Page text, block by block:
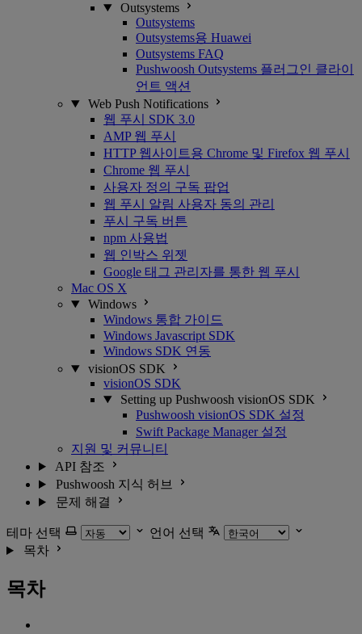
Outsystems
Outsystems
Outsystems용 Huawei
Outsystems FAQ
Pushwoosh Outsystems 플러그인 클라이
언트 액션
Web Push Notifications
웹 푸시 SDK 3.0
AMP 웹 푸시
HTTP 웹사이트용 Chrome 및 Firefox 웹 푸시
Chrome 웹 푸시
사용자 정의 구독 팝업
웹 푸시 알림 사용자 동의 관리
푸시 구독 버튼
npm 사용법
웹 인박스 위젯
Google 태그 관리자를 통한 웹 푸시
Mac OS X
Windows
Windows 통합 가이드
Windows Javascript SDK
Windows SDK 연동
visionOS SDK
visionOS SDK
Setting up Pushwoosh visionOS SDK
Pushwoosh visionOS SDK 설정
Swift Package Manager 설정
지원 및 커뮤니티
API 참조
Pushwoosh 지식 허브
문제 해결
테마 선택
언어 선택
목차
목차